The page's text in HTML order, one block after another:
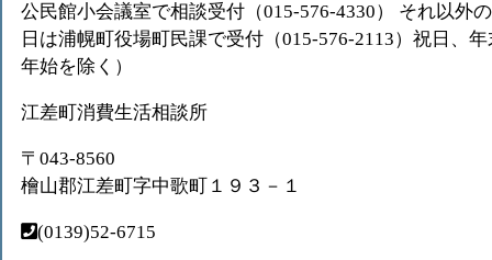
公民館小会議室で相談受付（015-576-4330） それ以外の
日は浦幌町役場町民課で受付（015-576-2113）祝日、年
年始を除く）
江差町消費生活相談所
〒043-8560
檜山郡江差町字中歌町１９３－１
(0139)52-6715